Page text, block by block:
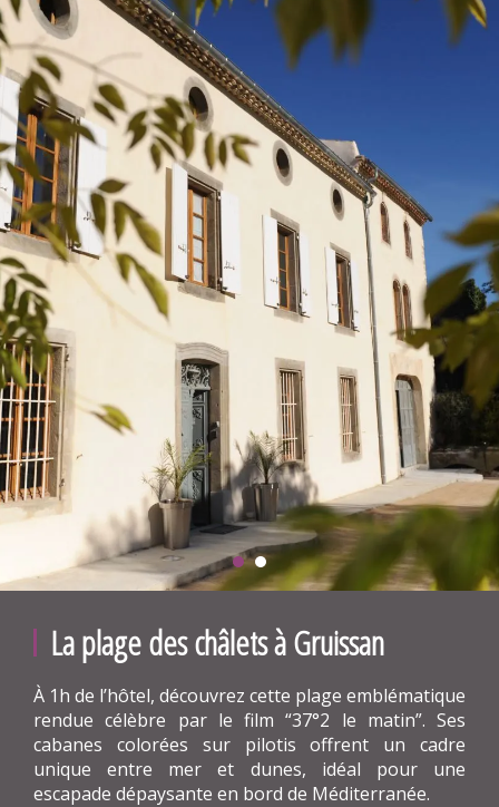
La plage des châlets à Gruissan
À 1h de l’hôtel, découvrez cette plage emblématique
rendue célèbre par le film “37°2 le matin”. Ses
cabanes colorées sur pilotis offrent un cadre
unique entre mer et dunes, idéal pour une
escapade dépaysante en bord de Méditerranée.